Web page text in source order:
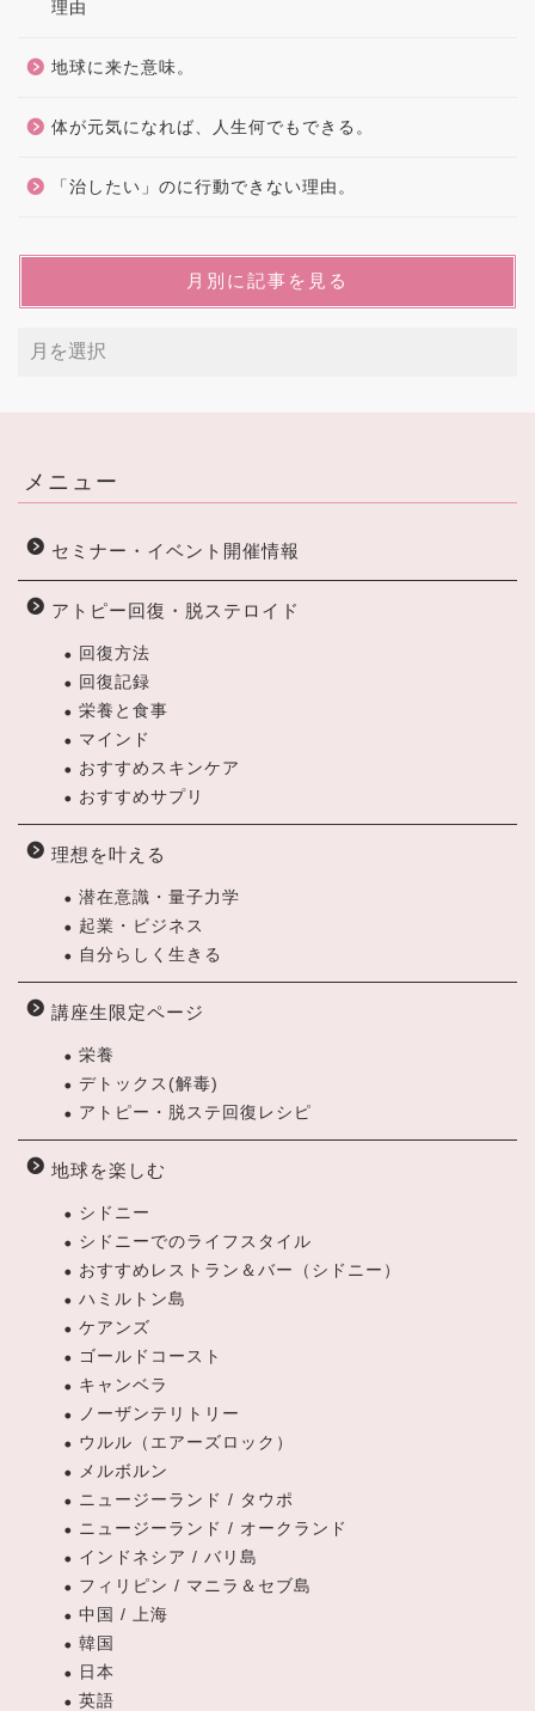
理由
地球に来た意味。
体が元気になれば、人生何でもできる。
「治したい」のに行動できない理由。
月別に記事を見る
メニュー
セミナー・イベント開催情報
アトピー回復・脱ステロイド
回復方法
回復記録
栄養と食事
マインド
おすすめスキンケア
おすすめサプリ
理想を叶える
潜在意識・量子力学
起業・ビジネス
自分らしく生きる
講座生限定ページ
栄養
デトックス(解毒)
アトピー・脱ステ回復レシピ
地球を楽しむ
シドニー
シドニーでのライフスタイル
おすすめレストラン＆バー（シドニー）
ハミルトン島
ケアンズ
ゴールドコースト
キャンベラ
ノーザンテリトリー
ウルル（エアーズロック）
メルボルン
ニュージーランド / タウポ
ニュージーランド / オークランド
インドネシア / バリ島
フィリピン / マニラ＆セブ島
中国 / 上海
韓国
日本
英語